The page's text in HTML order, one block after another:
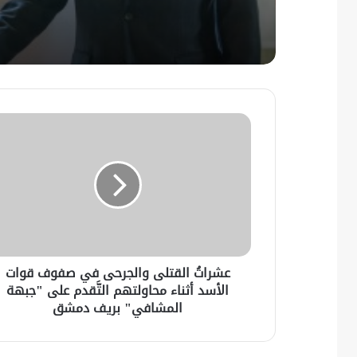
عشراتُ القتلى والجرحى في صفوف قوات
الأسد أثناء محاولتهم التَّقدم على "جبهة
المشافي" بريف دمشق